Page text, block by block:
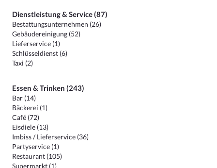
Dienstleistung & Service (87)
Bestattungsunternehmen (26)
Gebäudereinigung (52)
Lieferservice (1)
Schlüsseldienst (6)
Taxi (2)
Essen & Trinken (243)
Bar (14)
Bäckerei (1)
Café (72)
Eisdiele (13)
Imbiss / Lieferservice (36)
Partyservice (1)
Restaurant (105)
Supermarkt (1)